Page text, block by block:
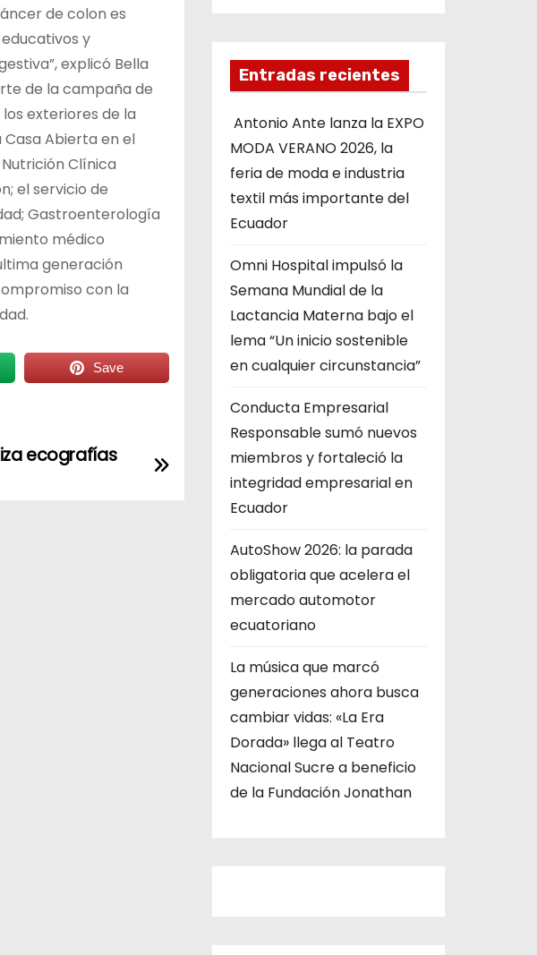
de colon es
y
explicó Bella
de la campaña de
exteriores de la
Casa Abierta en el
Clínica
el servicio de
Gastroenterología
médico
generación
con la
Save
ecografías
Entradas recientes
Antonio Ante lanza la EXPO
MODA VERANO 2026, la
feria de moda e industria
textil más importante del
Ecuador
Omni Hospital impulsó la
Semana Mundial de la
Lactancia Materna bajo el
lema “Un inicio sostenible
en cualquier circunstancia”
Conducta Empresarial
Responsable sumó nuevos
miembros y fortaleció la
integridad empresarial en
Ecuador
AutoShow 2026: la parada
obligatoria que acelera el
mercado automotor
ecuatoriano
La música que marcó
generaciones ahora busca
cambiar vidas: «La Era
Dorada» llega al Teatro
Nacional Sucre a beneficio
de la Fundación Jonathan